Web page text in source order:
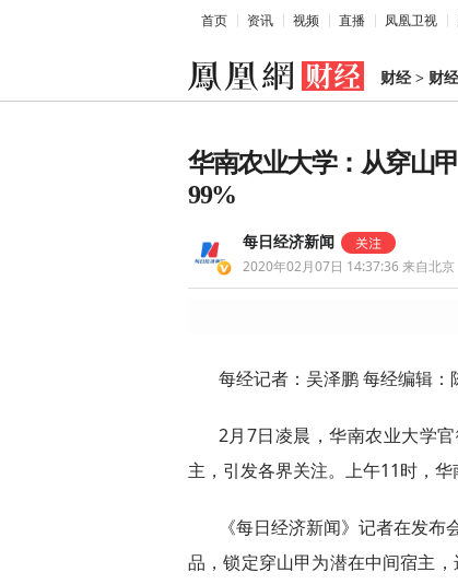
首页 资讯 视频 直播 凤凰卫视
财经> 财
华南农业大学：从穿山
99%
每日经济新闻
2020年02月07日 14:37:36来自北京
每经记者：吴泽鹏 每经编辑：
2月7日凌晨，华南农业大学
主，引发各界关注。上午11时，
《每日经济新闻》记者在发
品，锁定穿山甲为潜在中间宿主